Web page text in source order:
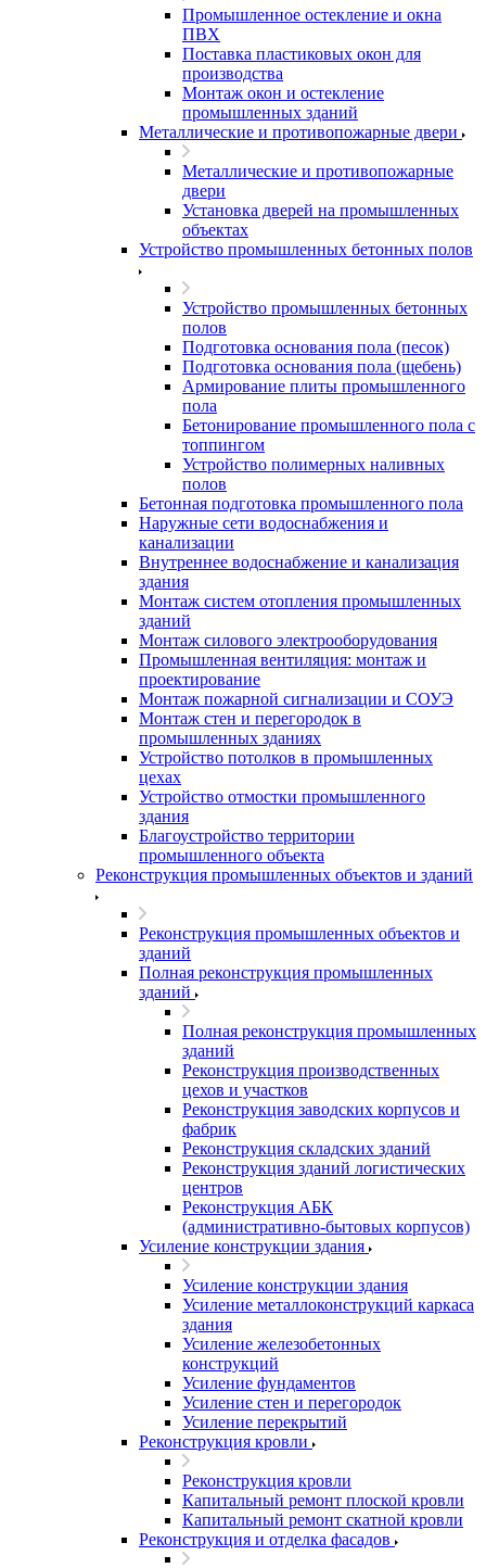
Промышленное остекление и окна
ПВХ
Поставка пластиковых окон для
производства
Монтаж окон и остекление
промышленных зданий
Металлические и противопожарные двери
Металлические и противопожарные
двери
Установка дверей на промышленных
объектах
Устройство промышленных бетонных полов
Устройство промышленных бетонных
полов
Подготовка основания пола (песок)
Подготовка основания пола (щебень)
Армирование плиты промышленного
пола
Бетонирование промышленного пола с
топпингом
Устройство полимерных наливных
полов
Бетонная подготовка промышленного пола
Наружные сети водоснабжения и
канализации
Внутреннее водоснабжение и канализация
здания
Монтаж систем отопления промышленных
зданий
Монтаж силового электрооборудования
Промышленная вентиляция: монтаж и
проектирование
Монтаж пожарной сигнализации и СОУЭ
Монтаж стен и перегородок в
промышленных зданиях
Устройство потолков в промышленных
цехах
Устройство отмостки промышленного
здания
Благоустройство территории
промышленного объекта
Реконструкция промышленных объектов и зданий
Реконструкция промышленных объектов и
зданий
Полная реконструкция промышленных
зданий
Полная реконструкция промышленных
зданий
Реконструкция производственных
цехов и участков
Реконструкция заводских корпусов и
фабрик
Реконструкция складских зданий
Реконструкция зданий логистических
центров
Реконструкция АБК
(административно-бытовых корпусов)
Усиление конструкции здания
Усиление конструкции здания
Усиление металлоконструкций каркаса
здания
Усиление железобетонных
конструкций
Усиление фундаментов
Усиление стен и перегородок
Усиление перекрытий
Реконструкция кровли
Реконструкция кровли
Капитальный ремонт плоской кровли
Капитальный ремонт скатной кровли
Реконструкция и отделка фасадов